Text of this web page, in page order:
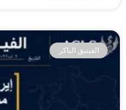
الفينيق الباكر